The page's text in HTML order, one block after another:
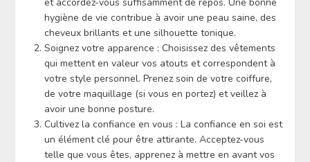
hygiène de vie contribue à avoir une peau saine, des
cheveux brillants et une silhouette tonique.
Soignez votre apparence : Choisissez des vêtements
qui mettent en valeur vos atouts et correspondent à
votre style personnel. Prenez soin de votre coiffure,
de votre maquillage (si vous en portez) et veillez à
avoir une bonne posture.
Cultivez la confiance en vous : La confiance en soi est
un élément clé pour être attirante. Acceptez-vous
telle que vous êtes, apprenez à mettre en avant vos